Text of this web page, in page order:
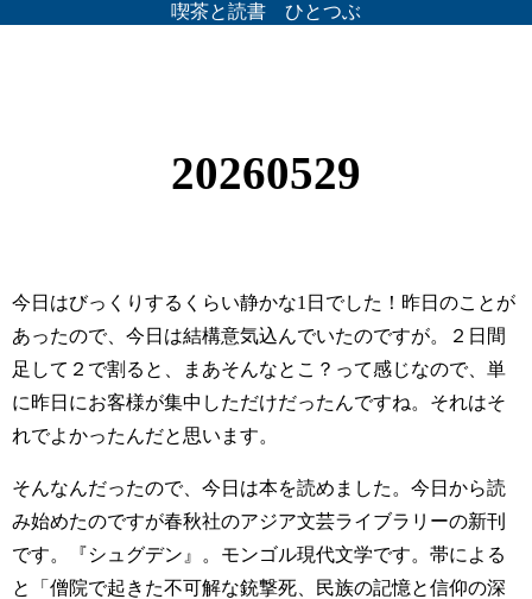
喫茶と読書 ひとつぶ
20260529
今日はびっくりするくらい静かな1日でした！昨日のことが
あったので、今日は結構意気込んでいたのですが。２日間
足して２で割ると、まあそんなとこ？って感じなので、単
に昨日にお客様が集中しただけだったんですね。それはそ
れでよかったんだと思います。
そんなんだったので、今日は本を読めました。今日から読
み始めたのですが春秋社のアジア文芸ライブラリーの新刊
です。『シュグデン』。モンゴル現代文学です。帯による
と「僧院で起きた不可解な銃撃死、民族の記憶と信仰の深